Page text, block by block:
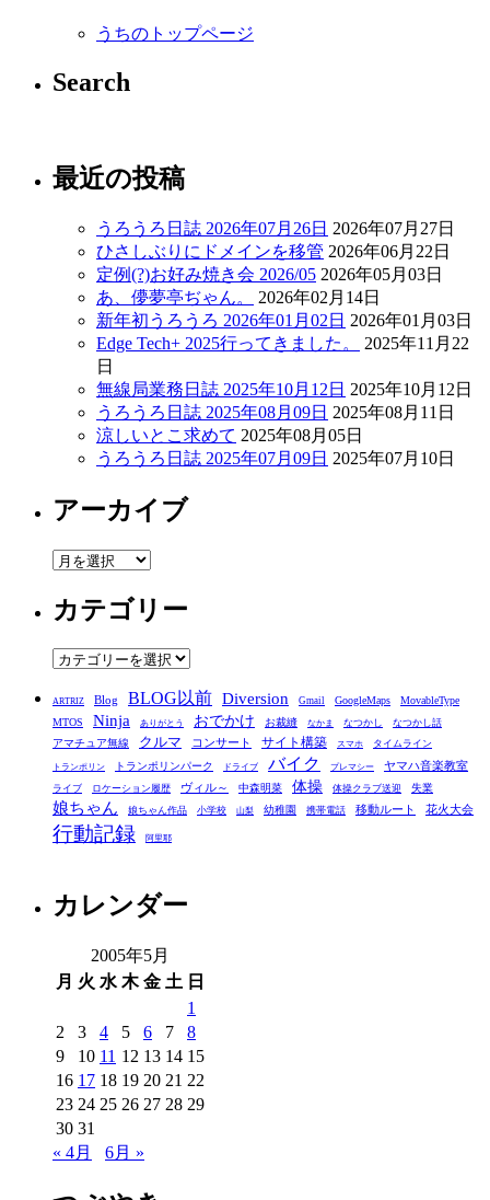
うちのトップページ
Search
最近の投稿
うろうろ日誌 2026年07月26日 2026年07月27日
ひさしぶりにドメインを移管 2026年06月22日
定例(?)お好み焼き会 2026/05 2026年05月03日
あ、儚夢亭ぢゃん。
2026年02月14日
新年初うろうろ 2026年01月02日 2026年01月03日
Edge Tech+ 2025行ってきました。
2025年11月22
日
無線局業務日誌 2025年10月12日 2025年10月12日
うろうろ日誌 2025年08月09日 2025年08月11日
涼しいとこ求めて 2025年08月05日
うろうろ日誌 2025年07月09日 2025年07月10日
アーカイブ
ア
カ
イ
ブ
カテゴリー
カ
ゴ
リ
ー
ARTRIZ Blog BLOG以前 Diversion Gmail GoogleMaps
MovableType
MTOS
Ninja ありがとう おでかけ お裁縫 なかま なつかし なつかし話
アマチュア無線 クルマ コンサート サイト構築 スマホ タイムライン
トランポリン トランポリンパーク ドライブ バイク プレマシー ヤマハ音楽教室
ライブ ロケーション履歴 ヴィル～ 中森明菜 体操 体操クラブ送迎 失業
娘ちゃん 娘ちゃん作品 小学校 山梨 幼稚園 携帯電話 移動ルート 花火大会
行動記録 阿里耶
カレンダー
2005年5月
月 火 水 木 金 土 日
1
2
3 4 5 6 7
8
9
10 11 12 13 14 15
16 17 18 19 20 21 22
23 24 25 26 27 28 29
30 31
« 4月
6月 »